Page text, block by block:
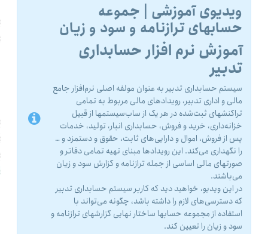
ویدیوی آموزشی | جموعه
حسابهای ترازنامه و سود و زیان
آموزش نرم افزار حسابداری
تدبیر
سیستم حسابداری تدبیر به عنوان مولفه اصلی نرم‌افزار جامع
مالی و اداری تدبیر، رویدادهای مالی مربوط به تمامی
تراکنشهای ثبت‌شده در هر یک از ساب‌سیستمها از قبیل
خزانه‌داری، خرید و فروش، حسابداری انبار، تولید، خدمات
پس از فروش، اموال و دارایی‌های ثابت، حقوق و دستمزد و …
را نگهداری می‌کند. این رویدادها مبنای تهیه تمامی دفاتر و
صورتهای مالی اساسی از جمله ترازنامه و گزارش سود و زیان
می‌باشند.
در این ویدیو، خواهید دید که کاربر سیستم حسابداری تدبیر
که دسترسی‌های لازم را داشته باشد، چگونه می‌تواند با
استفاده از مجموعه‌ حسابها ساختار نهایی گزارشهای ترازنامه و
سود و زیان را تعیین کند‌.